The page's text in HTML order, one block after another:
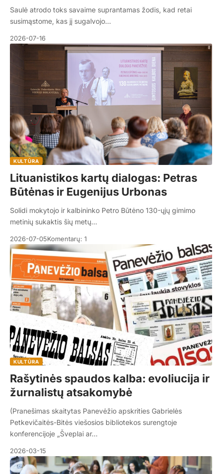
Saulė atrodo toks savaime suprantamas žodis, kad retai
susimąstome, kas jį sugalvojo…
2026-07-16
KULTŪRA
Lituanistikos kartų dialogas: Petras
Būtėnas ir Eugenijus Urbonas
Solidi mokytojo ir kalbininko Petro Būtėno 130-ųjų gimimo
metinių sukaktis šių metų…
2026-07-05Komentarų: 1
KULTŪRA
Rašytinės spaudos kalba: evoliucija ir
žurnalistų atsakomybė
(Pranešimas skaitytas Panevėžio apskrities Gabrielės
Petkevičaitės-Bitės viešosios bibliotekos surengtoje
konferencijoje „Šveplai ar…
2026-03-15